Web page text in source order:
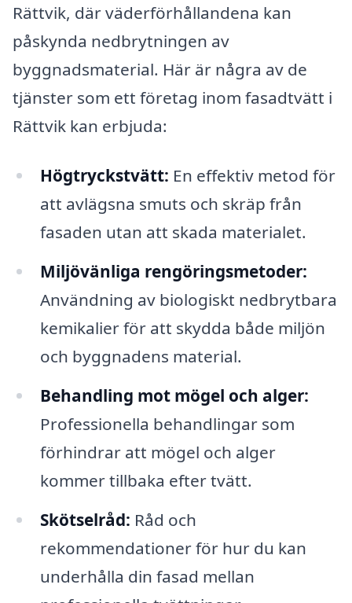
Rättvik, där väderförhållandena kan
påskynda nedbrytningen av
byggnadsmaterial. Här är några av de
tjänster som ett företag inom fasadtvätt i
Rättvik kan erbjuda:
Högtryckstvätt: En effektiv metod för
att avlägsna smuts och skräp från
fasaden utan att skada materialet.
Miljövänliga rengöringsmetoder:
Användning av biologiskt nedbrytbara
kemikalier för att skydda både miljön
och byggnadens material.
Behandling mot mögel och alger:
Professionella behandlingar som
förhindrar att mögel och alger
kommer tillbaka efter tvätt.
Skötselråd: Råd och
rekommendationer för hur du kan
underhålla din fasad mellan